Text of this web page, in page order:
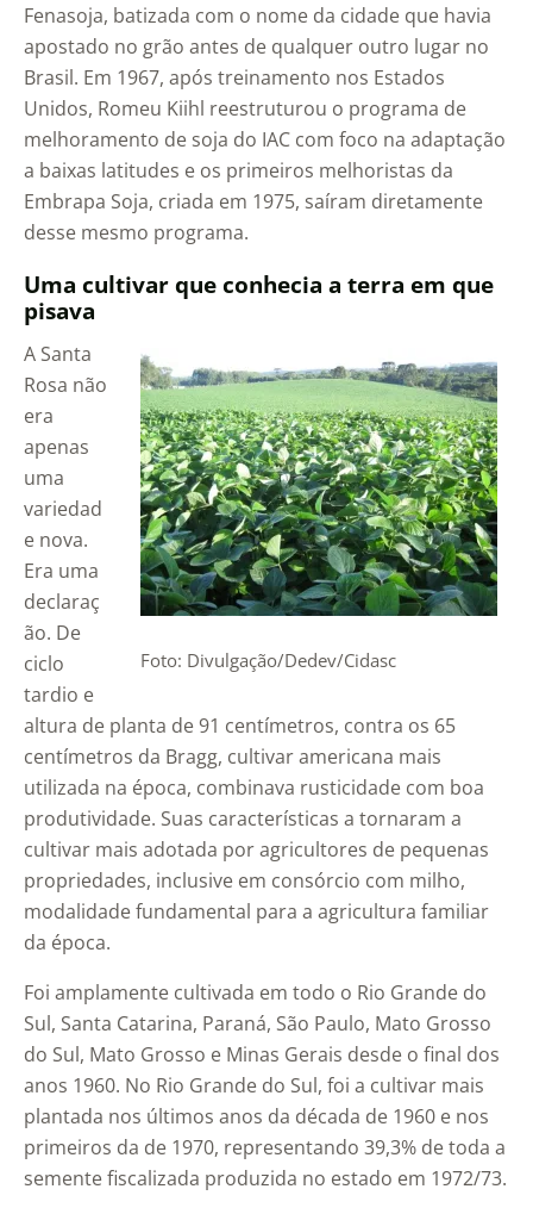
Fenasoja, batizada com o nome da cidade que havia
apostado no grão antes de qualquer outro lugar no
Brasil. Em 1967, após treinamento nos Estados
Unidos, Romeu Kiihl reestruturou o programa de
melhoramento de soja do IAC com foco na adaptação
a baixas latitudes e os primeiros melhoristas da
Embrapa Soja, criada em 1975, saíram diretamente
desse mesmo programa.
Uma cultivar que conhecia a terra em que
pisava
Foto: Divulgação/Dedev/Cidasc
A Santa
Rosa não
era
apenas
uma
variedad
e nova.
Era uma
declaraç
ão. De
ciclo
tardio e
altura de planta de 91 centímetros, contra os 65
centímetros da Bragg, cultivar americana mais
utilizada na época, combinava rusticidade com boa
produtividade. Suas características a tornaram a
cultivar mais adotada por agricultores de pequenas
propriedades, inclusive em consórcio com milho,
modalidade fundamental para a agricultura familiar
da época.
Foi amplamente cultivada em todo o Rio Grande do
Sul, Santa Catarina, Paraná, São Paulo, Mato Grosso
do Sul, Mato Grosso e Minas Gerais desde o final dos
anos 1960. No Rio Grande do Sul, foi a cultivar mais
plantada nos últimos anos da década de 1960 e nos
primeiros da de 1970, representando 39,3% de toda a
semente fiscalizada produzida no estado em 1972/73.